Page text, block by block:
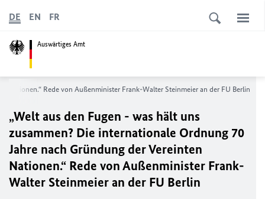
Auswärtiges Amt
DE EN FR
Nationen.“ Rede von Außenminister Frank-Walter Steinmeier an der FU Berlin
„Welt aus den Fugen - was hält uns
zusammen? Die internationale Ordnung 70
Jahre nach Gründung der Vereinten
Nationen.“ Rede von Außenminister Frank-
Walter Steinmeier an der FU Berlin